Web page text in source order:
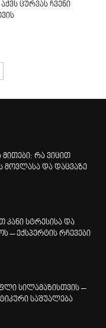
ცურვას ჩვენი
მითები: რა ვიცით
მოვლასა და დაცვაზე
სტრესისა და
– ექსპერტის რჩევები
სილამაზისთვის –
საშუალება